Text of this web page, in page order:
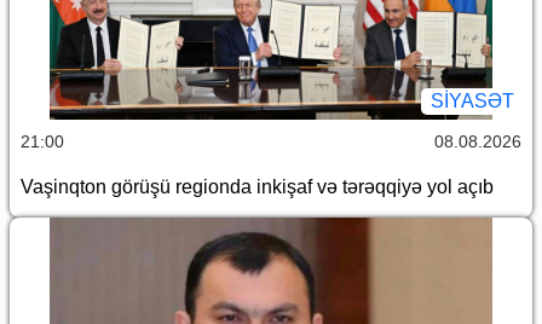
SİYASƏT
21:00 08.08.2026
Vaşinqton görüşü regionda inkişaf və tərəqqiyə yol açıb